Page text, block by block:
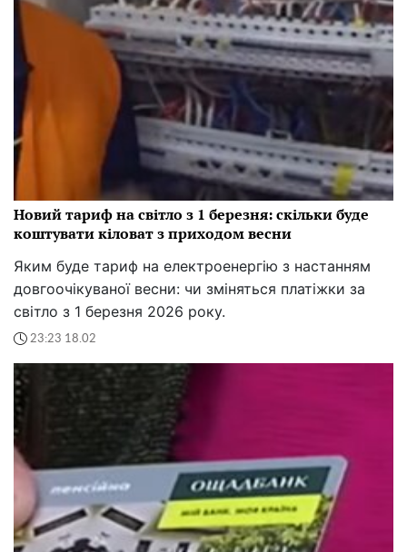
Новий тариф на світло з 1 березня: скільки буде
коштувати кіловат з приходом весни
Яким буде тариф на електроенергію з настанням
довгоочікуваної весни: чи зміняться платіжки за
світло з 1 березня 2026 року.
23:23 18.02